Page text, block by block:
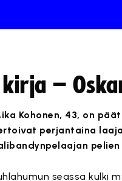
kirja –
Kohonen, 43, on
perjantaina
seassa kulki